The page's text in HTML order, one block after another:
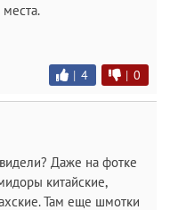
места.
| 4 | 0
Даже на фотке
китайские,
Там еще шмотки